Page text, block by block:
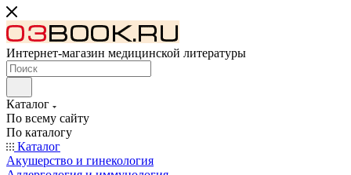
Интернет-магазин медицинской литературы
Каталог
По всему сайту
По каталогу
Каталог
Акушерство и гинекология